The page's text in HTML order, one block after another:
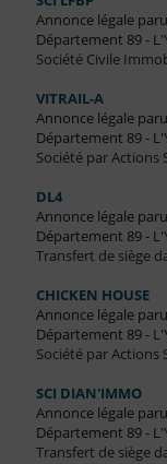
Annonce légale
Département 89 -
Société Civile
VITRAIL-A
Annonce légale
Département 89 -
Société par Actions
DL4
Annonce légale
Département 89 -
Transfert de siège
CHICKEN HOUSE
Annonce légale
Département 89 -
Société par Actions
SCI DIAN'IMMO
Annonce légale
Département 89 -
Transfert de siège